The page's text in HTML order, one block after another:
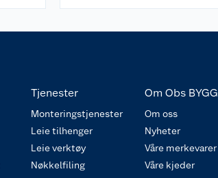
Tjenester
Monteringstjenester
Leie tilhenger
Leie verktøy
Nøkkelfiling
Om Obs BYGG
Om oss
Nyheter
Våre merkevarer
Våre kjeder